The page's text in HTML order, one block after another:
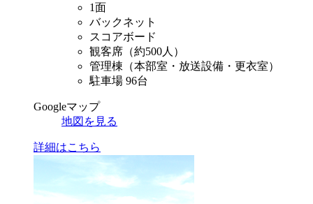
1面
バックネット
スコアボード
観客席（約500人）
管理棟（本部室・放送設備・更衣室）
駐車場 96台
Googleマップ
地図を見る
詳細はこちら